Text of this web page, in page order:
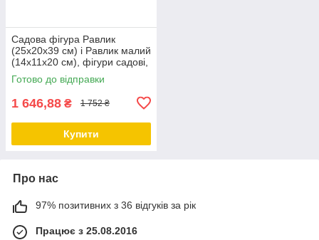
Садова фігура Равлик
(25х20х39 см) і Равлик малий
(14х11х20 см), фігури садові,
фігури для саду, садові
статуетки, садові фігури з
Готово до відправки
1 646,88 ₴ 1 752 ₴
Купити
Про нас
97% позитивних з 36 відгуків за рік
Працює з 25.08.2016